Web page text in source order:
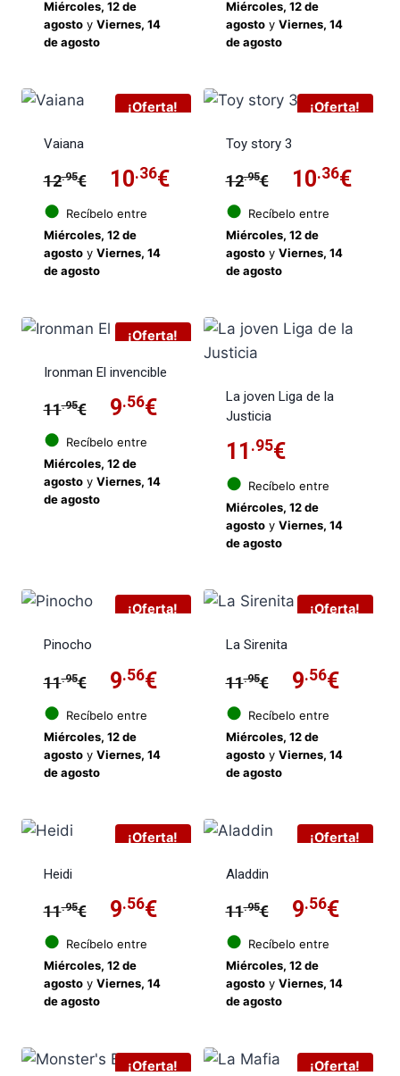
original
12.95€.
actual
10.36€.
Miércoles, 12 de
agostoy Viernes, 14
de agosto
original
12.95€.
Miércoles, 12 de
agostoy Viernes, 14
de agosto
¡Oferta!
Vaiana
12.95€
El
precio
original
12.95€.
10.36€El
precio
actual
10.36€.
● Recíbelo entre
Miércoles, 12 de
agostoy Viernes, 14
de agosto
¡Oferta!
Toy story 3
12.95€
El
precio
original
12.95€.
10.36€El
● Recíbelo entre
Miércoles, 12 de
agostoy Viernes, 14
de agosto
¡Oferta!
Ironman El invencible
11.95€
El
precio
original
9.56€El
actual
● Recíbelo entre
Miércoles, 12 de
agostoy Viernes, 14
de agosto
La joven Liga de la
Justicia
11 .95€
● Recíbelo entre
Miércoles, 12 de
agostoy Viernes, 14
de agosto
¡Oferta!
Pinocho
11.95€
El
precio
original
11.95€.
9.56€El
actual
9.56€.
● Recíbelo entre
Miércoles, 12 de
agostoy Viernes, 14
de agosto
¡Oferta!
La Sirenita
11.95€
El
precio
original
11.95€.
9.56€El
actual
9.56€.
● Recíbelo entre
Miércoles, 12 de
agostoy Viernes, 14
de agosto
¡Oferta!
Heidi
11.95€
El
precio
original
11.95€.
9.56€El
actual
9.56€.
● Recíbelo entre
Miércoles, 12 de
agostoy Viernes, 14
de agosto
¡Oferta!
Aladdin
11.95€
El
precio
original
11.95€.
9.56€El
actual
9.56€.
● Recíbelo entre
Miércoles, 12 de
agostoy Viernes, 14
de agosto
¡Oferta! ¡Oferta!